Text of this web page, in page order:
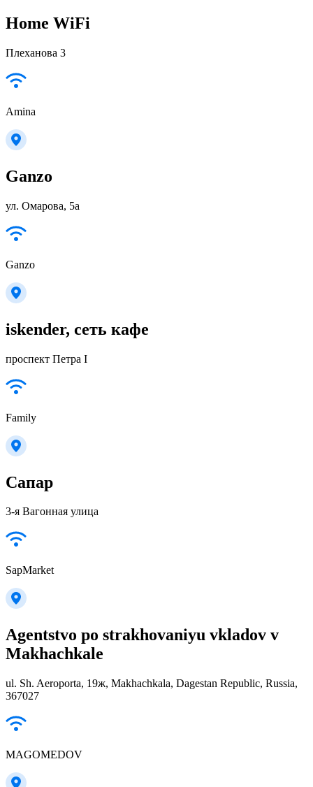
Home WiFi
Плеханова 3
Amina
Ganzo
ул. Омарова, 5а
Ganzo
iskender, сеть кафе
проспект Петра I
Family
Сапар
3-я Вагонная улица
SapMarket
Agentstvo po strakhovaniyu vkladov v
Makhachkale
ul. Sh. Aeroporta, 19ж, Makhachkala, Dagestan Republic, Russia,
367027
MAGOMEDOV